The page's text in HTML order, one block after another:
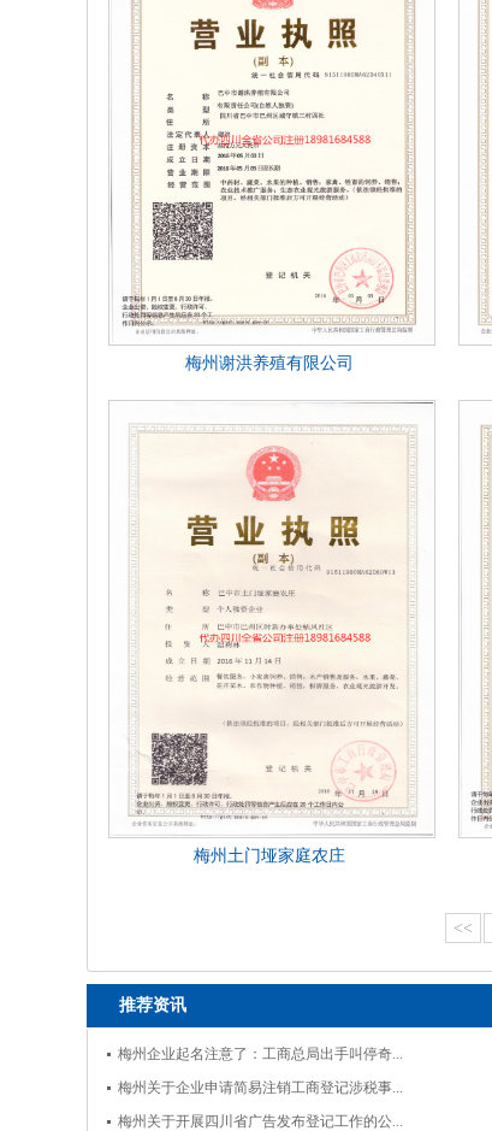
梅州谢洪养殖有限公司
梅州土门垭家庭农庄
<<
推荐资讯
梅州企业起名注意了：工商总局出手叫停奇...
梅州关于企业申请简易注销工商登记涉税事...
梅州关于开展四川省广告发布登记工作的公...